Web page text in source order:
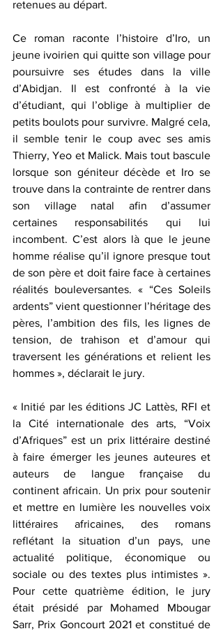
retenues au départ.
Ce roman raconte l’histoire d’Iro, un
jeune ivoirien qui quitte son village pour
poursuivre ses études dans la ville
d’Abidjan. Il est confronté à la vie
d’étudiant, qui l’oblige à multiplier de
petits boulots pour survivre. Malgré cela,
il semble tenir le coup avec ses amis
Thierry, Yeo et Malick. Mais tout bascule
lorsque son géniteur décède et Iro se
trouve dans la contrainte de rentrer dans
son village natal afin d’assumer
certaines responsabilités qui lui
incombent. C’est alors là que le jeune
homme réalise qu’il ignore presque tout
de son père et doit faire face à certaines
réalités bouleversantes. « “Ces Soleils
ardents” vient questionner l’héritage des
pères, l’ambition des fils, les lignes de
tension, de trahison et d’amour qui
traversent les générations et relient les
hommes », déclarait le jury.
« Initié par les éditions JC Lattès, RFI et
la Cité internationale des arts, “Voix
d’Afriques” est un prix littéraire destiné
à faire émerger les jeunes auteures et
auteurs de langue française du
continent africain. Un prix pour soutenir
et mettre en lumière les nouvelles voix
littéraires africaines, des romans
reflétant la situation d’un pays, une
actualité politique, économique ou
sociale ou des textes plus intimistes ».
Pour cette quatrième édition, le jury
était présidé par Mohamed Mbougar
Sarr, Prix Goncourt 2021 et constitué de